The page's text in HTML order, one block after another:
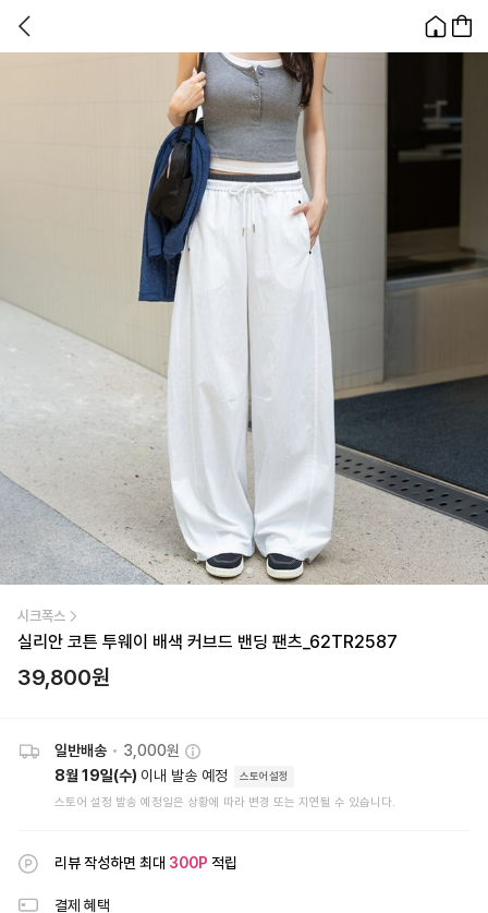
시크폭스
실리안 코튼 투웨이 배색 커브드 밴딩 팬츠_62TR2587
39,800원
일반배송 • 3,000원
8월 19일(수) 이내 발송 예정 스토어설정
스토어 설정 발송 예정일은 상황에 따라 변경 또는 지연될 수 있습니다.
리뷰 작성하면 최대 300P 적립
결제 혜택